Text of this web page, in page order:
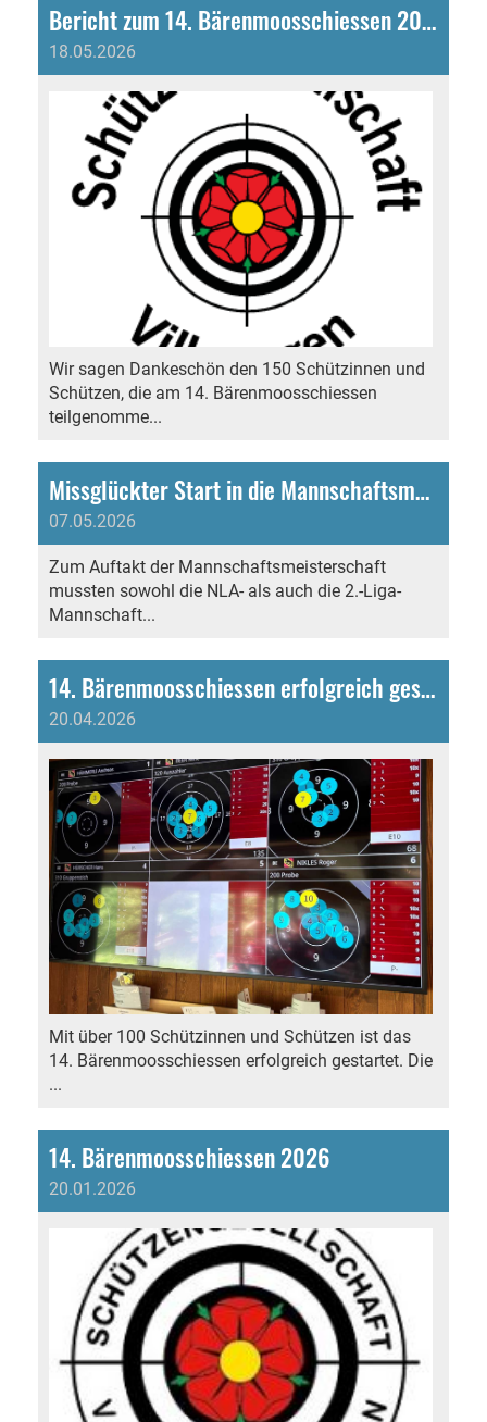
Bericht zum 14. Bärenmoosschiessen 2026
18.05.2026
Wir sagen Dankeschön den 150 Schützinnen und
Schützen, die am 14. Bärenmoosschiessen
teilgenomme...
Missglückter Start in die Mannschaftsmeisterschaft
07.05.2026
Zum Auftakt der Mannschaftsmeisterschaft
mussten sowohl die NLA- als auch die 2.-Liga-
Mannschaft...
14. Bärenmoosschiessen erfolgreich gestartet!
20.04.2026
Mit über 100 Schützinnen und Schützen ist das
14. Bärenmoosschiessen erfolgreich gestartet. Die
...
14. Bärenmoosschiessen 2026
20.01.2026